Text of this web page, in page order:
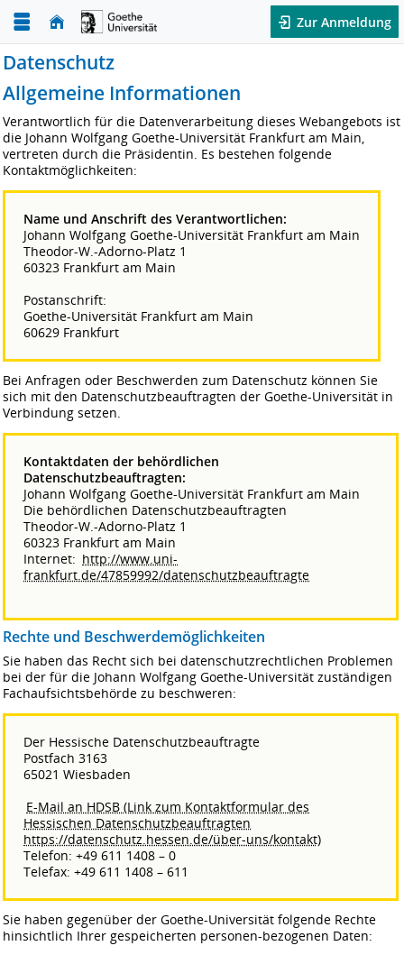
Zur Anmeldung
Datenschutz
Allgemeine Informationen
Verantwortlich für die Datenverarbeitung dieses Webangebots ist
die Johann Wolfgang Goethe-Universität Frankfurt am Main,
vertreten durch die Präsidentin. Es bestehen folgende
Kontaktmöglichkeiten:
Name und Anschrift des Verantwortlichen:
Johann Wolfgang Goethe-Universität Frankfurt am Main
Theodor-W.-Adorno-Platz 1
60323 Frankfurt am Main
Postanschrift:
Goethe-Universität Frankfurt am Main
60629 Frankfurt
Bei Anfragen oder Beschwerden zum Datenschutz können Sie
sich mit den Datenschutz­beauftragten der Goethe-Universität in
Verbindung setzen.
Kontaktdaten der behördlichen
Datenschutzbeauftragten:
Johann Wolfgang Goethe-Universität Frankfurt am Main
Die behördlichen Datenschutzbeauftragten
Theodor-W.-Adorno-Platz 1
60323 Frankfurt am Main
Internet: http://www.uni-
frankfurt.de/47859992/datenschutzbeauftragte
Rechte und Beschwerdemöglichkeiten
Sie haben das Recht sich bei datenschutzrechtlichen Problemen
bei der für die Johann Wolfgang Goethe-Universität zuständigen
Fachaufsichtsbehörde zu beschweren:
Der Hessische Datenschutzbeauftragte
Postfach 3163
65021 Wiesbaden
E-Mail an HDSB (Link zum Kontaktformular des
Hessischen Datenschutzbeauftragten
https://datenschutz.hessen.de/über-uns/kontakt)
Telefon: +49 611 1408 – 0
Telefax: +49 611 1408 – 611
Sie haben gegenüber der Goethe-Universität folgende Rechte
hinsichtlich Ihrer gespeicherten personen-bezogenen Daten: